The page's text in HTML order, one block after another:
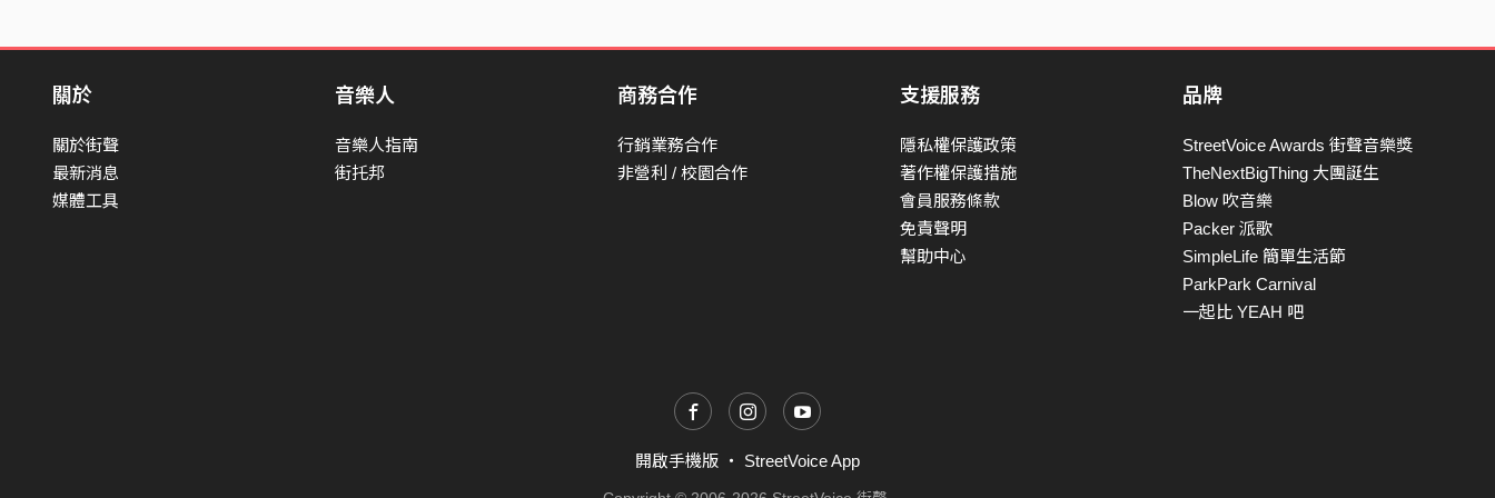
關於
關於街聲
最新消息
媒體工具
音樂人
音樂人指南
街托邦
商務合作
行銷業務合作
非營利 / 校園合作
支援服務
隱私權保護政策
著作權保護措施
會員服務條款
免責聲明
幫助中心
品牌
StreetVoice Awards 街聲音樂獎
TheNextBigThing 大團誕生
Blow 吹音樂
Packer 派歌
SimpleLife 簡單生活節
ParkPark Carnival
一起比 YEAH 吧
開啟手機版 ・ StreetVoice App